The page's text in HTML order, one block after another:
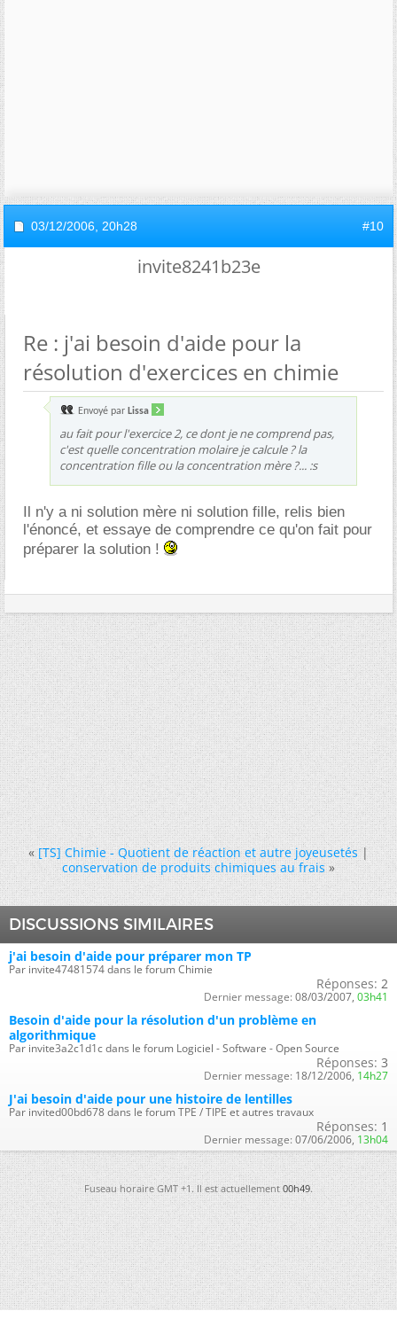
03/12/2006, 20h28 #10
invite8241b23e
Re : j'ai besoin d'aide pour la
résolution d'exercices en chimie
Envoyé par Lissa
au fait pour l'exercice 2, ce dont je ne comprend pas,
c'est quelle concentration molaire je calcule ? la
concentration fille ou la concentration mère ?... :s
Il n'y a ni solution mère ni solution fille, relis bien
l'énoncé, et essaye de comprendre ce qu'on fait pour
préparer la solution !
« [TS] Chimie - Quotient de réaction et autre joyeusetés|
conservation de produits chimiques au frais »
DISCUSSIONS SIMILAIRES
j'ai besoin d'aide pour préparer mon TP
Par invite47481574 dans le forum Chimie
Réponses: 2
Dernier message: 08/03/2007, 03h41
Besoin d'aide pour la résolution d'un problème en
algorithmique
Par invite3a2c1d1c dans le forum Logiciel - Software - Open Source
Réponses: 3
Dernier message: 18/12/2006, 14h27
J'ai besoin d'aide pour une histoire de lentilles
Par invited00bd678 dans le forum TPE / TIPE et autres travaux
Réponses: 1
Dernier message: 07/06/2006, 13h04
Fuseau horaire GMT +1. Il est actuellement00h49.